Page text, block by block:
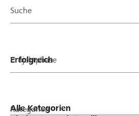
Suche
Projektphase
Kategorien